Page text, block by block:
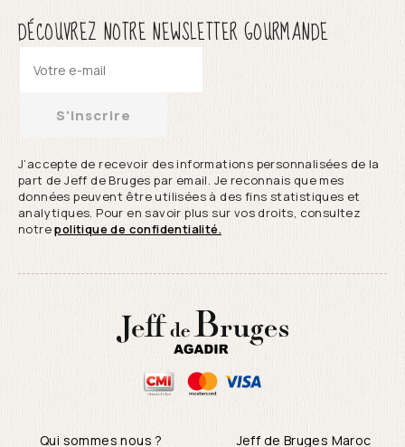
DÉCOUVREZ NOTRE NEWSLETTER GOURMANDE
S'inscrire
J’accepte de recevoir des informations personnalisées de la
part de Jeff de Bruges par email. Je reconnais que mes
données peuvent être utilisées à des fins statistiques et
analytiques. Pour en savoir plus sur vos droits, consultez
notrepolitique de confidentialité.
Qui sommes nous ? Jeff de Bruges Maroc